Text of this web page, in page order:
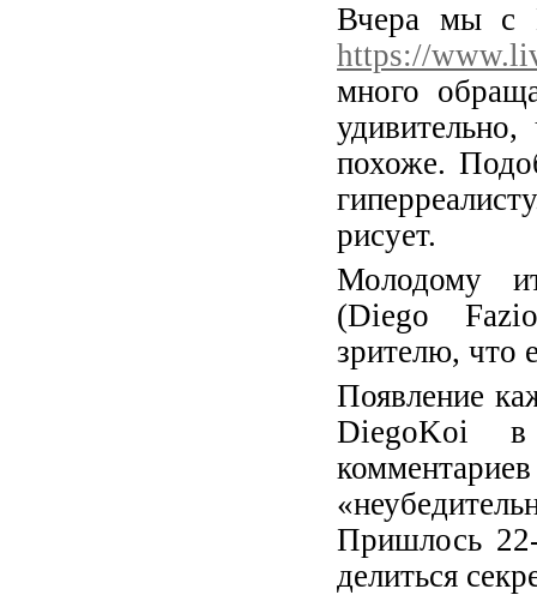
Вчера мы с
https://
много
похоже.
рисует.
Молодому
(Diego
зрителю, что
Появление
DiegoKoi в
Пришлось
делиться